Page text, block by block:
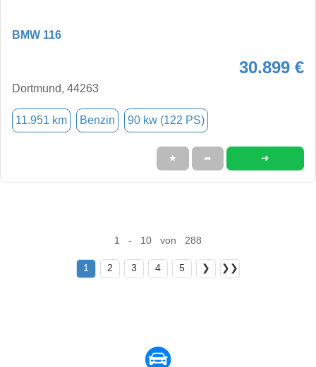
BMW 116
30.899 €
Dortmund, 44263
11.951 km Benzin 90 kw (122 PS)
★ ➦ ➜
1 - 10 von 288
1 2 3 4 5 ❯ ❯❯